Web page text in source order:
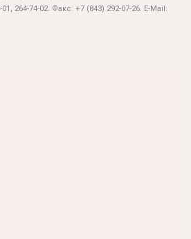
264-74-02. Факс: +7 (843) 292-07-26. E-Mail: